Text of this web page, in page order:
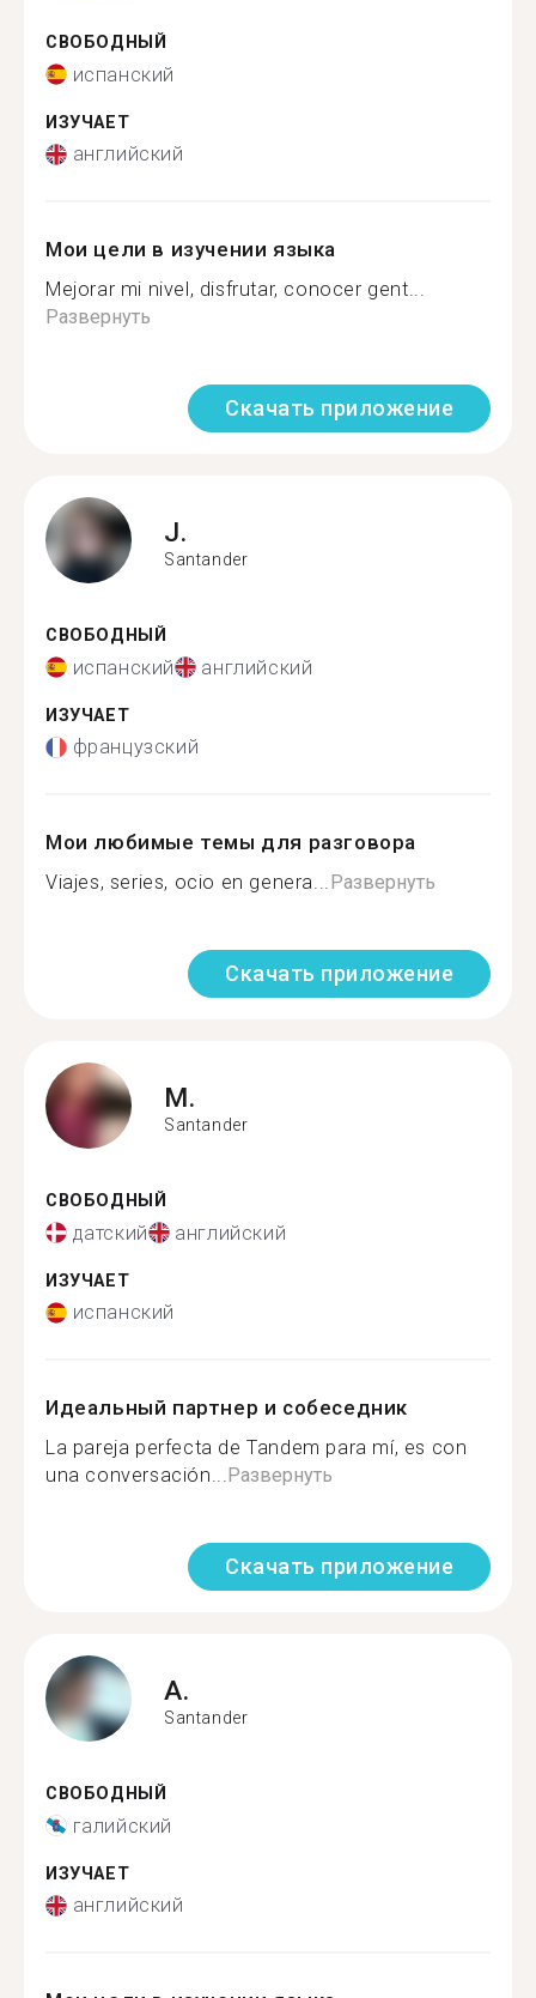
СВОБОДНЫЙ
испанский
ИЗУЧАЕТ
английский
Мои цели в изучении языка
Mejorar mi nivel, disfrutar, conocer gent...
Развернуть
Скачать приложение
J.
Santander
СВОБОДНЫЙ
испанский английский
ИЗУЧАЕТ
французский
Мои любимые темы для разговора
Viajes, series, ocio en genera...Развернуть
Скачать приложение
M.
Santander
СВОБОДНЫЙ
датский английский
ИЗУЧАЕТ
испанский
Идеальный партнер и собеседник
La pareja perfecta de Tandem para mí, es con
una conversación...Развернуть
Скачать приложение
A.
Santander
СВОБОДНЫЙ
галийский
ИЗУЧАЕТ
английский